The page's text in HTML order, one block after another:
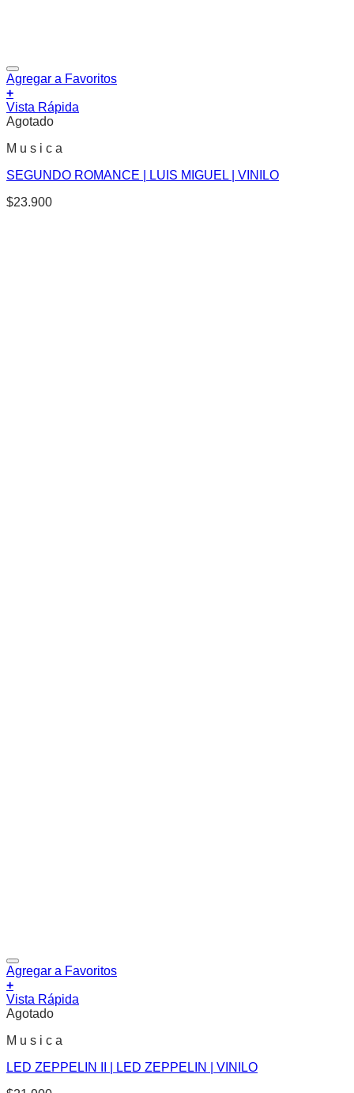
Agregar a Favoritos
+
Vista Rápida
Agotado
M u s i c a
SEGUNDO ROMANCE | LUIS MIGUEL | VINILO
$23.900
Agregar a Favoritos
+
Vista Rápida
Agotado
M u s i c a
LED ZEPPELIN II | LED ZEPPELIN | VINILO